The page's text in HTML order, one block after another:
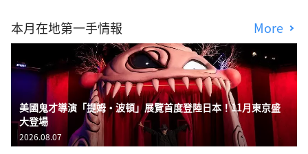
本月在地第一手情報 More
美國鬼才導演「提姆・波頓」展覽首度登陸日本！11月東京盛
大登場
2026.08.07